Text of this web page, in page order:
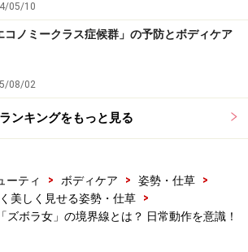
かと忙しいから、休日くらいはゆっく
ングすると日頃見る事ができない景
、新鮮。休日のウォーキングは心がリ
対策の意味も込め、素肌感を大切にし
ます。オフィスシーンとは異なり、あ
一環のメイクにとどめています。
05/10
コノミークラス症候群」の予防とボディケア
08/02
ランキングをもっと見る
ーティ > ボディケア > 姿勢・仕草
>
美しく見せる姿勢・仕草
>
ズボラ女」の境界線とは？ 日常動作を意識！